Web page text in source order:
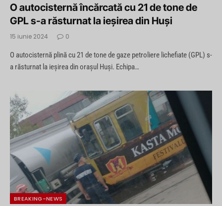
O autocisternă încărcată cu 21 de tone de
GPL s-a răsturnat la ieșirea din Huși
15 iunie 2024 0
O autocisternă plină cu 21 de tone de gaze petroliere lichefiate (GPL) s-
a răsturnat la ieșirea din orașul Huși. Echipa…
BREAKING-NEWS